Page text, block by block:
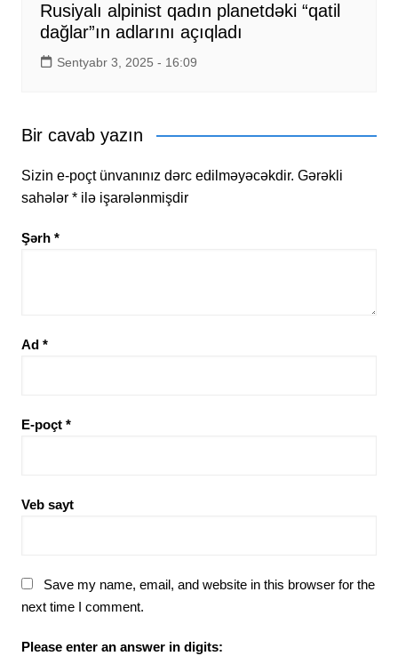
Rusiyalı alpinist qadın planetdəki “qatil
dağlar”ın adlarını açıqladı
Sentyabr 3, 2025 - 16:09
Bir cavab yazın
Sizin e-poçt ünvanınız dərc edilməyəcəkdir. Gərəkli
sahələr *ilə işarələnmişdir
Şərh *
Ad *
E-poçt *
Veb sayt
Save my name, email, and website in this browser for the
next time I comment.
Please enter an answer in digits: